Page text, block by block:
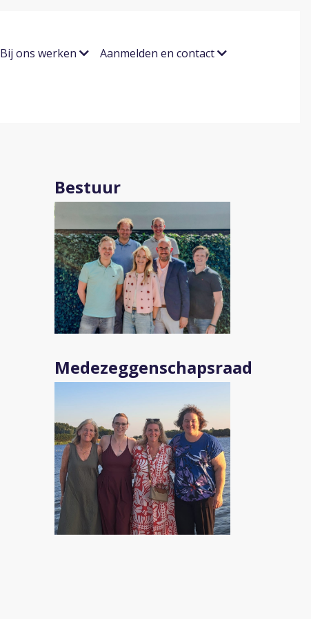
Bij ons werken
Aanmelden en contact
Bestuur
Medezeggenschapsraad